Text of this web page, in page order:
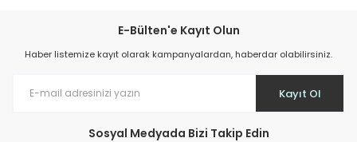
E-Bülten'e Kayıt Olun
Haber listemize kayıt olarak kampanyalardan, haberdar olabilirsiniz.
Kayıt Ol
Sosyal Medyada Bizi Takip Edin